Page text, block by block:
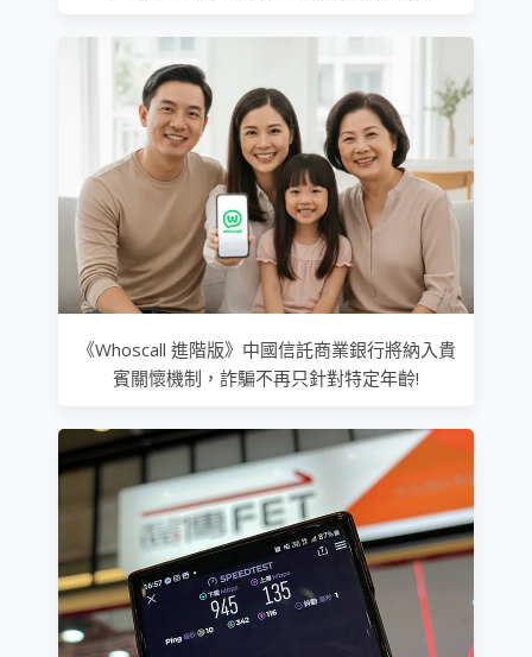
《Whoscall 進階版》中國信託商業銀行將納入貴
賓關懷機制，詐騙不再只針對特定年齡!